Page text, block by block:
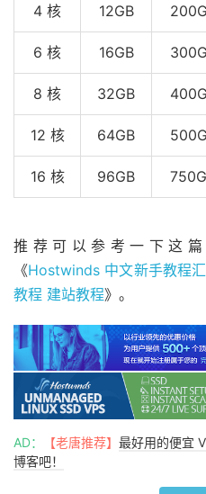
4 核 12GB
6 核 16GB
8 核 32GB
12 核 64GB
16 核 96GB
推荐可以参考一下这篇
《Hostwinds 中文新手教程
教程 建站教程》。
AD： 【老唐推荐】 最好用的便宜
博客吧！